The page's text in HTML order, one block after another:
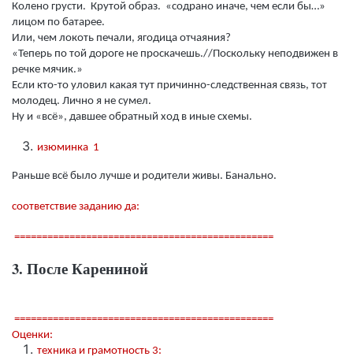
Колено грусти. Крутой образ. «содрано иначе, чем если бы…»
лицом по батарее.
Или, чем локоть печали, ягодица отчаяния?
«Теперь по той дороге не проскачешь.//Поскольку неподвижен в
речке мячик.»
Если кто-то уловил какая тут причинно-следственная связь, тот
молодец. Лично я не сумел.
Ну и «всё», давшее обратный ход в иные схемы.
изюминка 1
Раньше всё было лучше и родители живы. Банально.
соответствие заданию да:
===============================================
3. После Карениной
===============================================
Оценки:
техника и грамотность 3: